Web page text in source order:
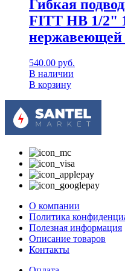
Гибкая
FITT НВ 1/2"
нержавеющей
540.00руб.
В наличии
В корзину
О компании
Политика
Полезная информация
Описание товаров
Контакты